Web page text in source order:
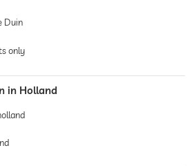
Duin
only
in Holland